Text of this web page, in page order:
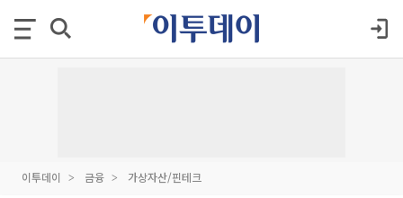
이투데이 금융 가상자산/핀테크